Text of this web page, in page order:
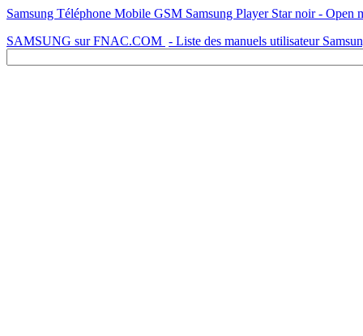
Samsung Téléphone Mobile GSM Samsung Player Star noir -
SAMSUNG sur FNAC.COM - Liste des manuels utilisateur